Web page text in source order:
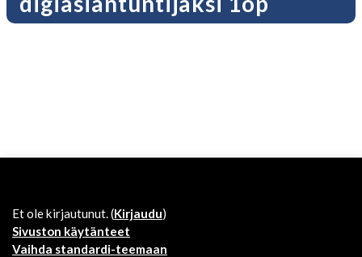
Et ole kirjautunut. (Kirjaudu)
Sivuston käytänteet
Vaihda standardi-teemaan